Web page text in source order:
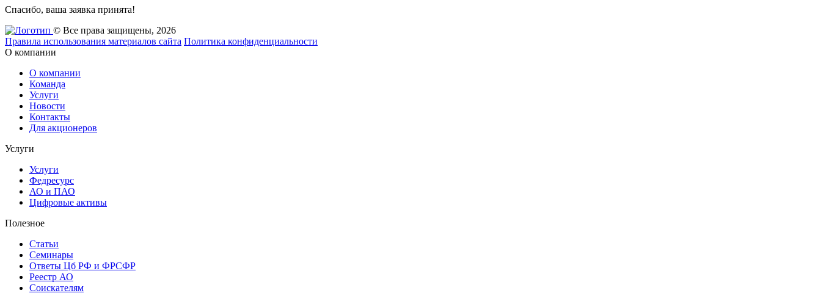
Спасибо, ваша заявка принята!
© Все права защищены, 2026
Правила использования материалов сайта Политика конфиденциальности
О компании
О компании
Команда
Услуги
Новости
Контакты
Для акционеров
Услуги
Услуги
Федресурс
АО и ПАО
Цифровые активы
Полезное
Статьи
Cеминары
Ответы Цб РФ и ФРСФР
Реестр АО
Соискателям